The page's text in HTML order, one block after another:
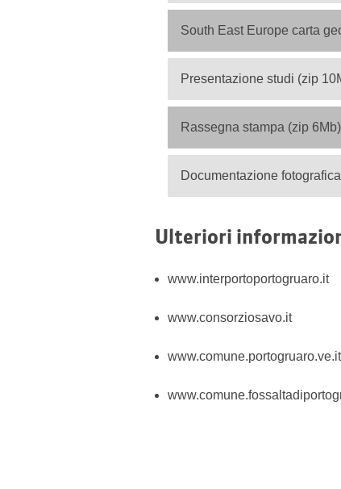
South East Europe carta
Presentazione studi (zip
Rassegna stampa (zip 6Mb)
Documentazione
Ulteriori
www.interportoportogruaro.it
www.consorziosavo.it
www.comune.portogruaro.ve.it